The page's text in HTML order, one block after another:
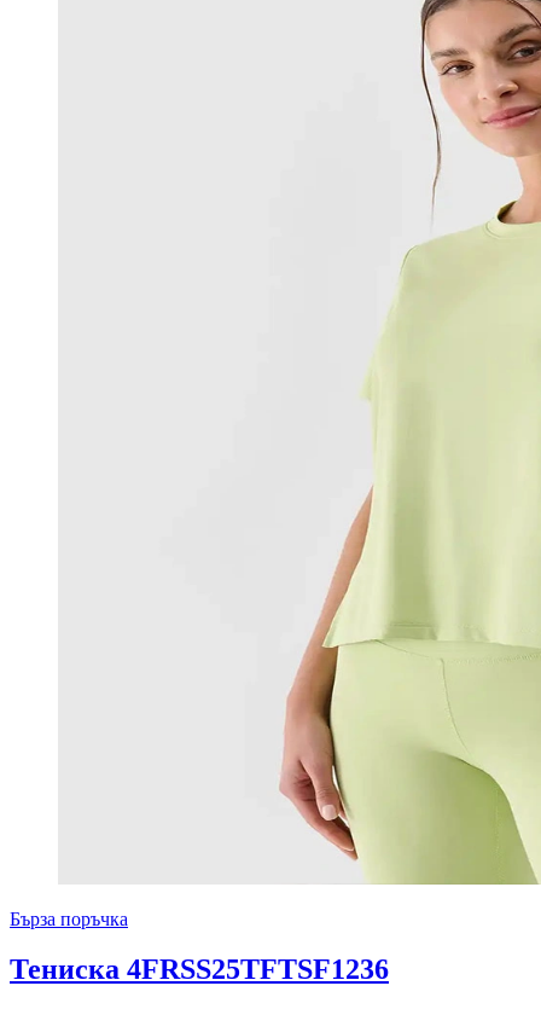
Бърза поръчка
Тениска 4FRSS25TFTSF1236